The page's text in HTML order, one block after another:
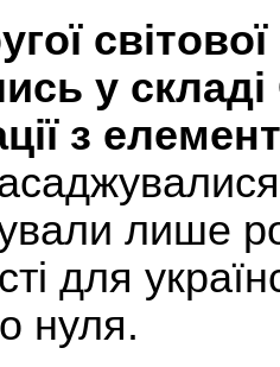
у складі
з
лише
для
нуля.